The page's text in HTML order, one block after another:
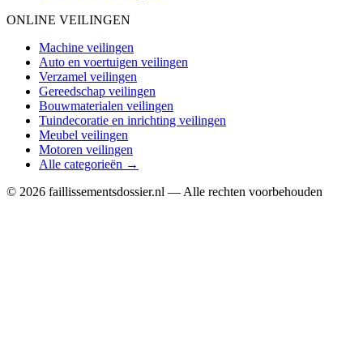
ONLINE VEILINGEN
Machine veilingen
Auto en voertuigen veilingen
Verzamel veilingen
Gereedschap veilingen
Bouwmaterialen veilingen
Tuindecoratie en inrichting veilingen
Meubel veilingen
Motoren veilingen
Alle categorieën →
© 2026 faillissementsdossier.nl — Alle rechten voorbehouden